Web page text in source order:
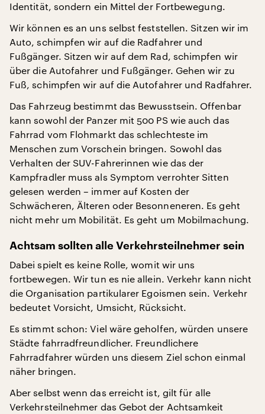
Identität, sondern ein Mittel der Fortbewegung.
Wir können es an uns selbst feststellen. Sitzen wir im
Auto, schimpfen wir auf die Radfahrer und
Fußgänger. Sitzen wir auf dem Rad, schimpfen wir
über die Autofahrer und Fußgänger. Gehen wir zu
Fuß, schimpfen wir auf die Autofahrer und Radfahrer.
Das Fahrzeug bestimmt das Bewusstsein. Offenbar
kann sowohl der Panzer mit 500 PS wie auch das
Fahrrad vom Flohmarkt das schlechteste im
Menschen zum Vorschein bringen. Sowohl das
Verhalten der SUV-Fahrerinnen wie das der
Kampfradler muss als Symptom verrohter Sitten
gelesen werden – immer auf Kosten der
Schwächeren, Älteren oder Besonneneren. Es geht
nicht mehr um Mobilität. Es geht um Mobilmachung.
Achtsam sollten alle Verkehrsteilnehmer sein
Dabei spielt es keine Rolle, womit wir uns
fortbewegen. Wir tun es nie allein. Verkehr kann nicht
die Organisation partikularer Egoismen sein. Verkehr
bedeutet Vorsicht, Umsicht, Rücksicht.
Es stimmt schon: Viel wäre geholfen, würden unsere
Städte fahrradfreundlicher. Freundlichere
Fahrradfahrer würden uns diesem Ziel schon einmal
näher bringen.
Aber selbst wenn das erreicht ist, gilt für alle
Verkehrsteilnehmer das Gebot der Achtsamkeit